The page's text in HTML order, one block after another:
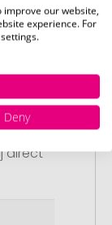
u
direct
improve our website,
experience. For
Deny